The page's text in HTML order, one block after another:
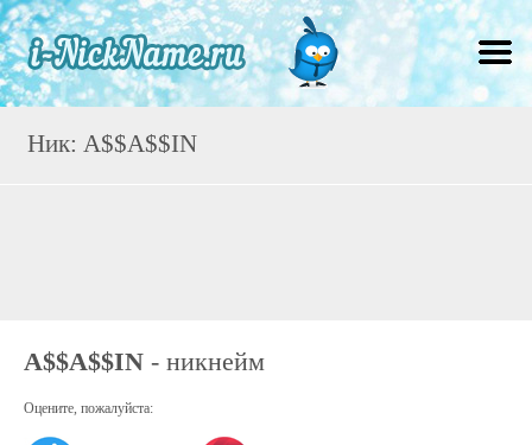
Ник: A$$A$$IN
A$$A$$IN - никнейм
Оцените, пожалуйста: